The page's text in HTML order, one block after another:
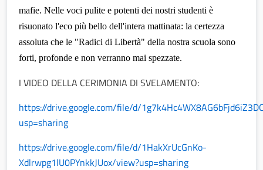
mafie. Nelle voci pulite e potenti dei nostri studenti è
risuonato l'eco più bello dell'intera mattinata: la certezza
assoluta che le "Radici di Libertà" della nostra scuola sono
forti, profonde e non verranno mai spezzate.
I VIDEO DELLA CERIMONIA DI SVELAMENTO:
https://drive.google.com/file/d/
usp=sharing
https://drive.google.com/file/d/1HakXrUcGnKo-
Xdlrwpg1lU0PYnkkJUox/view?usp=sharing